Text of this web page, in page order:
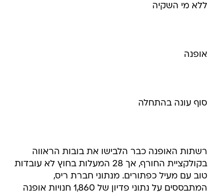
ללא מי השקיה
אופנה
סוף עונה בהתחלה
רשתות האופנה כבר הלבישו את בובות הראווה
בקולקציית החורף, אך 28 המעלות בחוץ לא עובדות
טוב עם מעיל כפתורים. מנתוני חברת ריס,
המתבססים על נתוני פדיון של 1,860 חנויות אופנה